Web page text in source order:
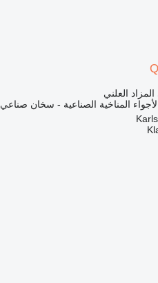
المزاد العلني
المناخية الصناعية - سخان صناعي